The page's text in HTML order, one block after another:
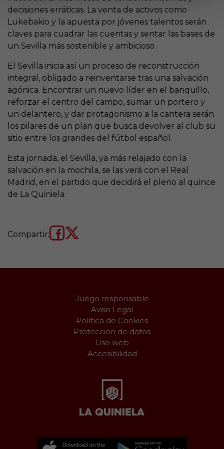
decisiones erráticas. La venta de activos como
Lukebakio y la apuesta por jóvenes talentos serán
claves para cuadrar las cuentas y sentar las bases de
un Sevilla más sostenible y ambicioso.
El Sevilla inicia así un proceso de reconstrucción
integral, obligado a reinventarse tras una salvación
agónica. Encontrar un nuevo líder en el banquillo,
reforzar el centro del campo, sumar un portero y
un delantero, y dar protagonismo a la cantera serán
los pilares de un plan que busca devolver al club su
sitio entre los grandes del fútbol español.
Esta jornada, el Sevilla, ya más relajado con la
salvación en la mochila, se las verá con el Real
Madrid, en el partido que decidirá el pleno al quince
de La Quiniela.
Compartir:
Juego responsable
Aviso Legal
Política de Cookies
Protección de datos
Uso web
Accesibilidad